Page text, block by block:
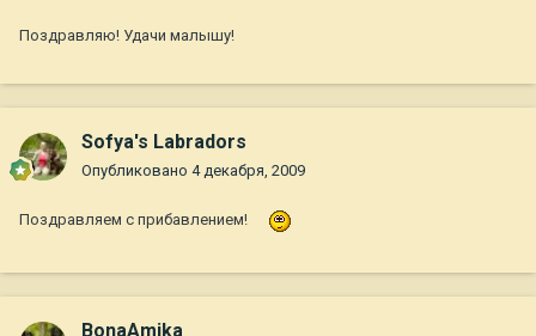
Поздравляю! Удачи малышу!
Sofya's Labradors
Опубликовано 4 декабря, 2009
Поздравляем с прибавлением!
BonaAmika